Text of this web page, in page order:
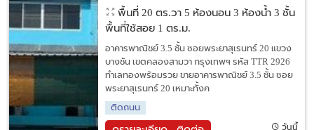
พื้นที่ 20 ตร.วา 5 ห้องนอน 3 ห้องน้ำ 3 ชั้น
พื้นที่ใช้สอย 1 ตร.ม.
อาคารพาณิชย์ 3.5 ชั้น ซอยพระยาสุเรนทร์ 20 แขวง
บางชัน เขตคลองสามวา กรุงเทพฯ รหัส TTR 2926
ทำเลทองพร้อมรวย ขายอาคารพาณิชย์ 3.5 ชั้น ซอย
พระยาสุเรนทร์ 20 เหมาะทั้งค
ติดถนน
วันนี้